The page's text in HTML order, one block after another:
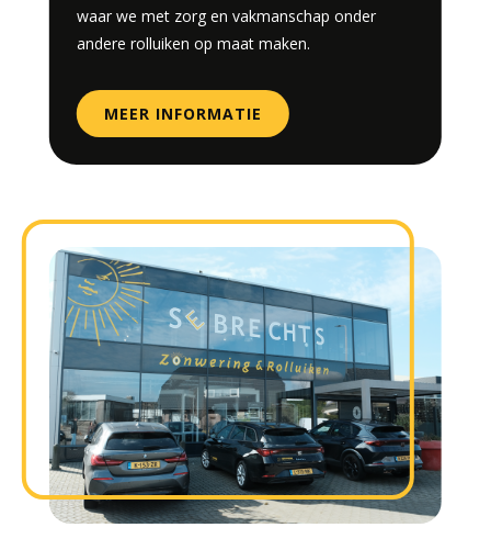
waar we met zorg en vakmanschap onder
andere rolluiken op maat maken.
MEER INFORMATIE